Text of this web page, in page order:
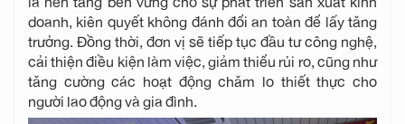
doanh, kiên quyết không đánh đổi an toàn để lấy tăng
trưởng. Đồng thời, đơn vị sẽ tiếp tục đầu tư công nghệ,
cải thiện điều kiện làm việc, giảm thiểu rủi ro, cũng như
tăng cường các hoạt động chăm lo thiết thực cho
người lao động và gia đình.